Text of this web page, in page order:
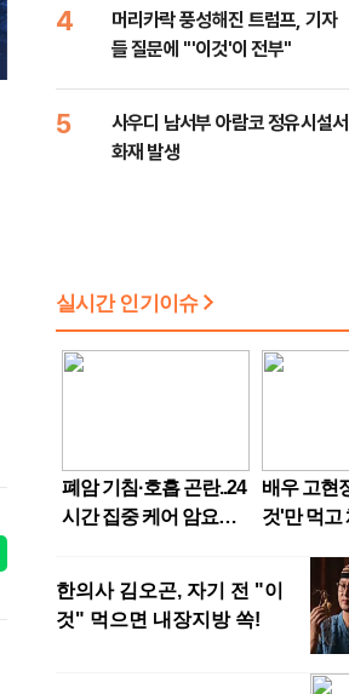
4
머리카락 풍성해진 트럼프, 기자
들 질문에 "'이것'이 전부"
5
사우디 남서부 아람코 정유시설서
화재 발생